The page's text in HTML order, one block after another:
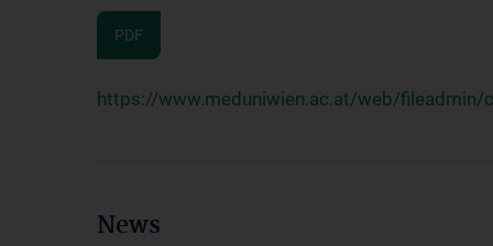
PDF
https://www.meduniwien.ac.at/web/
News